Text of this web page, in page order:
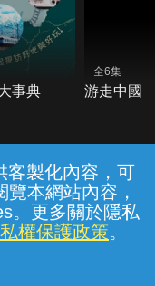
客製化內容，可
本網站內容，
。更多關於隱私
權保護政策。
事典
全6集
游走中國
款 隱私權保護
家庭分公司
© 2026